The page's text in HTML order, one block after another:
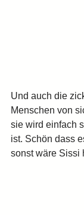
Und auch die
Menschen von
sie wird einfach
ist. Schön dass
sonst wäre Sissi